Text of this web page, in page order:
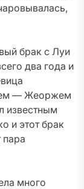
брак с Луи
два года и
— Жеоржем
известным
и этот брак
пара
много